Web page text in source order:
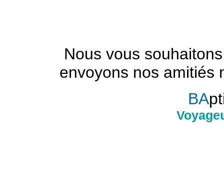
Nous vous
envoyons nos amitiés
BA